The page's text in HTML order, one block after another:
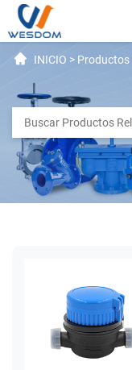
INICIO > Productos